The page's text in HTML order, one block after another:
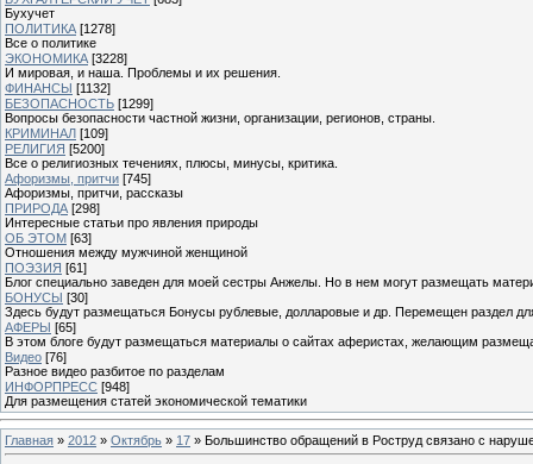
Бухучет
ПОЛИТИКА [1278]
Все о политике
ЭКОНОМИКА [3228]
И мировая, и наша. Проблемы и их решения.
ФИНАНСЫ [1132]
БЕЗОПАСНОСТЬ [1299]
Вопросы безопасности частной жизни, организации, регионов, страны.
КРИМИНАЛ [109]
РЕЛИГИЯ [5200]
Все о религиозных течениях, плюсы, минусы, критика.
Афоризмы, притчи [745]
Афоризмы, притчи, рассказы
ПРИРОДА [298]
Интересные статьи про явления природы
ОБ ЭТОМ [63]
Отношения между мужчиной женщиной
ПОЭЗИЯ [61]
Блог специально заведен для моей сестры Анжелы. Но в нем могут размещать
БОНУСЫ [30]
Здесь будут размещаться Бонусы рублевые, долларовые и др. Перемещен раздел
АФЕРЫ [65]
В этом блоге будут размещаться материалы о сайтах аферистах, желающим
Видео [76]
Разное видео разбитое по разделам
ИНФОРПРЕСС [948]
Для размещения статей экономической тематики
Главная » 2012 » Октябрь » 17 » Большинство обращений в Роструд связано с